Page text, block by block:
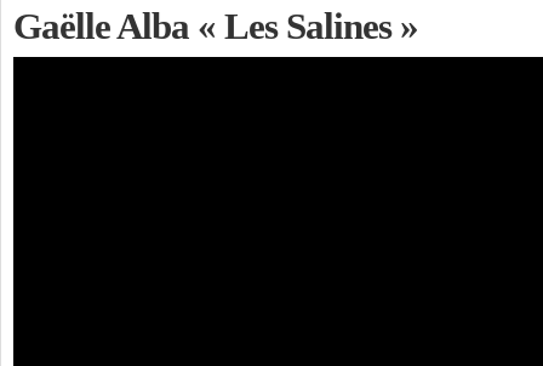
Gaëlle Alba « Les Salines »